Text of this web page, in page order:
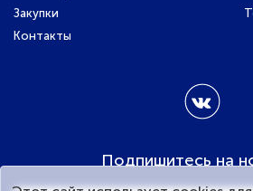
Закупки
Контакты
Подпишитесь на